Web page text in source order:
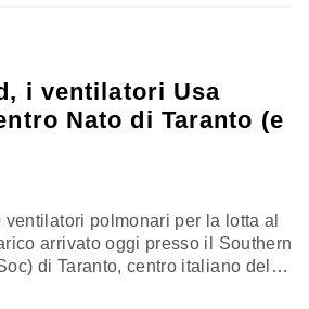
i ventilatori Usa
Nato di Taranto (e
polmonari per la lotta al
arrivato oggi presso il Southern
di Taranto, centro italiano della